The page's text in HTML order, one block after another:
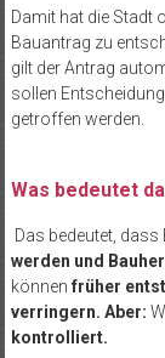
Damit hat die Stadt
Bauantrag zu
gilt der Antrag
sollen
getroffen werden.
Was bedeutet
Das bedeutet,
werden und
können früher
verringern. Aber:
kontrolliert.